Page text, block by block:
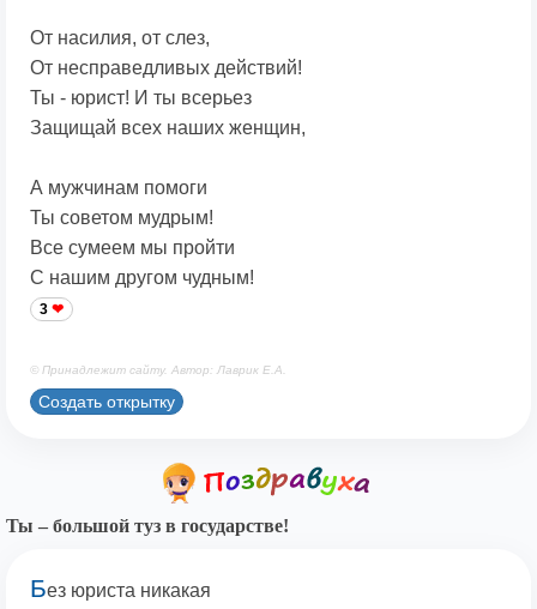
От насилия, от слез,
От несправедливых действий!
Ты - юрист! И ты всерьез
Защищай всех наших женщин,
А мужчинам помоги
Ты советом мудрым!
Все сумеем мы пройти
С нашим другом чудным!
3
© Принадлежит сайту. Автор: Лаврик Е.А.
Создать открытку
Ты – большой туз в государстве!
Без юриста никакая